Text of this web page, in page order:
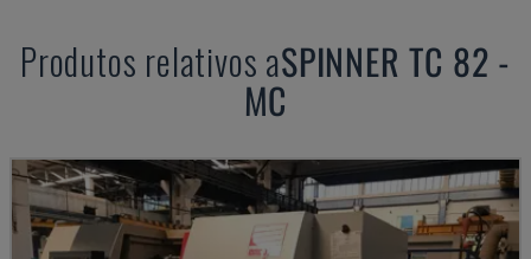
Produtos relativos aSPINNER TC 82 -
MC